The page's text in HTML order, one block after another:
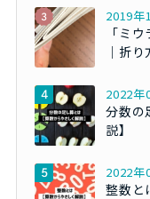
2019年
「ミ
｜折
2022年
分数の
説】
2022年
整数と